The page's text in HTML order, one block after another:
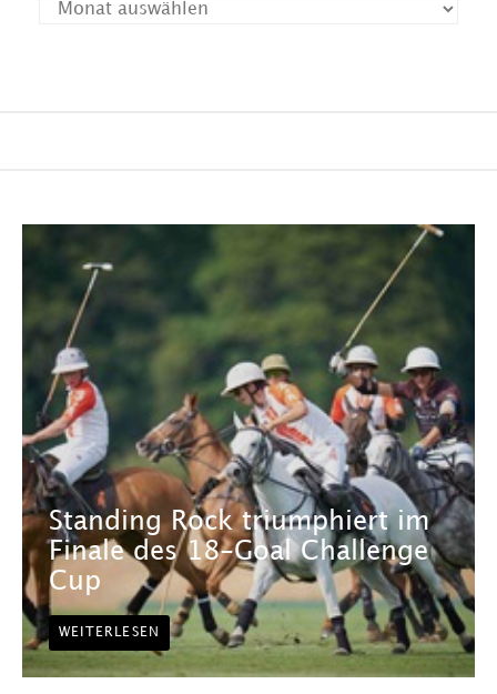
Standing Rock triumphiert im
Finale des 18-Goal Challenge
Cup
WEITERLESEN